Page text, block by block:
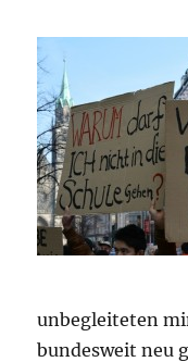
unbegleiteten
bundesweit neu